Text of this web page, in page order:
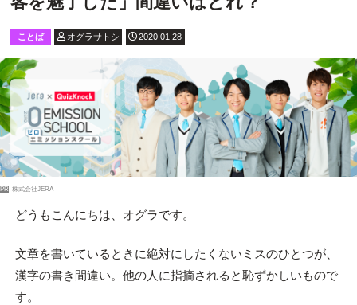
ことば オグラサトシ 2020.01.28
PR 株式会社JERA
どうもこんにちは、オグラです。
文章を書いているときに絶対にしたくないミスのひとつが、
漢字の書き間違い。他の人に指摘されると恥ずかしいもので
す。